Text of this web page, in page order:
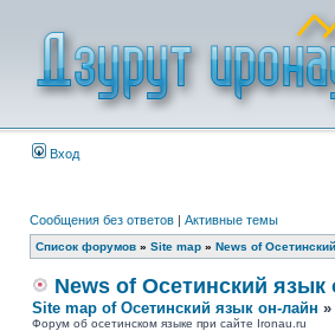
Вход
Сообщения без ответов | Активные темы
Список форумов » Site map » News of
News of Осетинский язык
Site map of Осетинский язык он-лайн »
Форум об осетинском языке при сайте Ironau.ru